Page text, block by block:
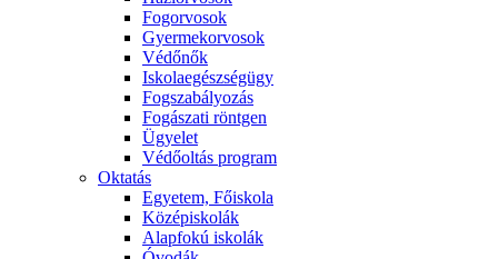
Fogorvosok
Gyermekorvosok
Védőnők
Iskolaegészségügy
Fogszabályozás
Fogászati röntgen
Ügyelet
Védőoltás program
Oktatás
Egyetem, Főiskola
Középiskolák
Alapfokú iskolák